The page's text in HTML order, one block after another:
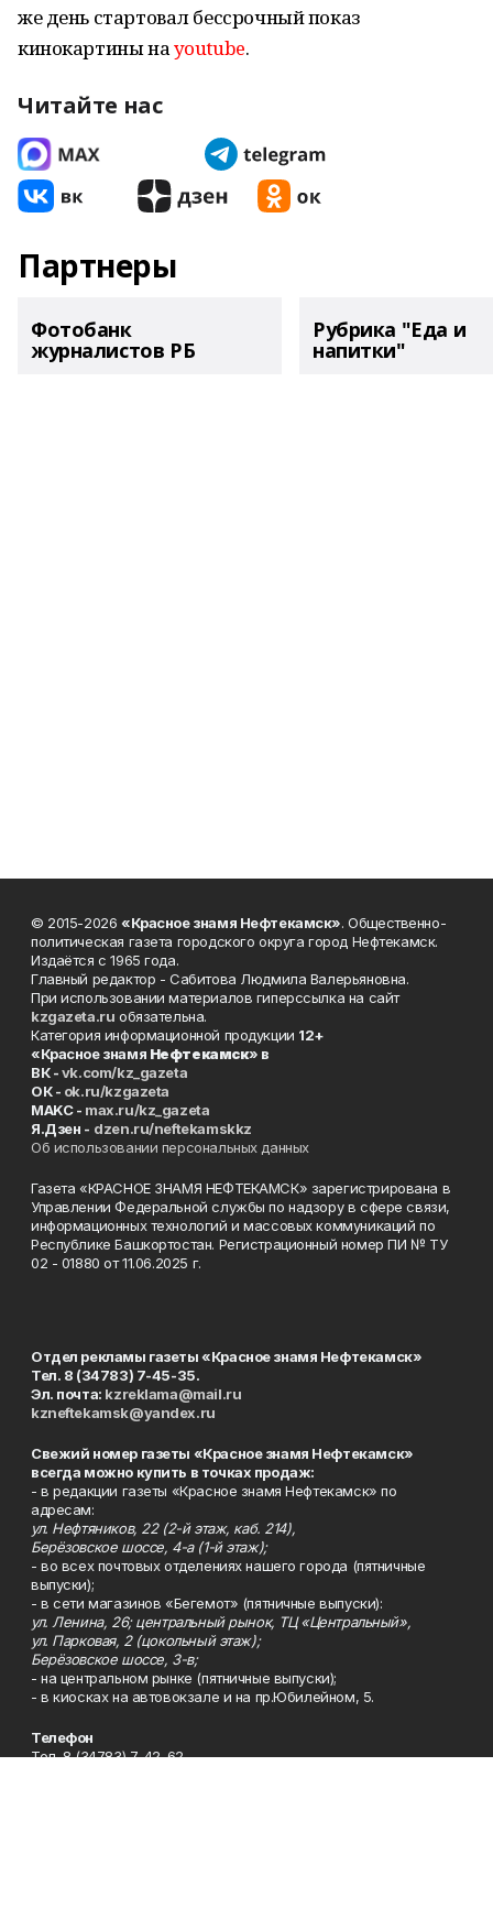
же день стартовал бессрочный показ
кинокартины наyoutube.
Читайте нас
Партнеры
Фотобанк
журналистов РБ
Рубрика "Еда и
напитки"
© 2015-2026 «Красное знамя Нефтекамск». Общественно-
политическая газета городского округа город Нефтекамск.
Издаётся с 1965 года.
Главный редактор - Сабитова Людмила Валерьяновна.
При использовании материалов гиперссылка на сайт
kzgazeta.ru обязательна.
Категория информационной продукции 12+
«Красное знамя Нефтекамск» в
ВК -vk.com/kz_gazeta
ОК - ok.ru/kzgazeta
MAKC - max.ru/kz_gazeta
Я.Дзен - dzen.ru/neftekamskkz
Об использовании персональных данных
Газета «КРАСНОЕ ЗНАМЯ НЕФТЕКАМСК» зарегистрирована в
Управлении Федеральной службы по надзору в сфере связи,
информационных технологий и массовых коммуникаций по
Республике Башкортостан. Регистрационный номер ПИ № ТУ
02 - 01880 от 11.06.2025 г.
Отдел рекламы газеты «Красное знамя Нефтекамск»
Тел. 8 (34783) 7-45-35.
Эл. почта: kzreklama@mail.ru
kzneftekamsk@yandex.ru
Свежий номер газеты «Красное знамя Нефтекамск»
всегда можно купить в точках продаж:
- в редакции газеты «Красное знамя Нефтекамск» по
адресам:
ул. Нефтяников, 22 (2-й этаж, каб. 214),
Берёзовское шоссе, 4-а (1-й этаж);
- во всех почтовых отделениях нашего города (пятничные
выпуски);
- в сети магазинов «Бегемот» (пятничные выпуски):
ул. Ленина, 26; центральный рынок, ТЦ «Центральный»,
ул. Парковая, 2 (цокольный этаж);
Берёзовское шоссе, 3-в;
- на центральном рынке (пятничные выпуски);
- в киосках на автовокзале и на пр.Юбилейном, 5.
Телефон
Тел. 8 (34783) 7-42-62.